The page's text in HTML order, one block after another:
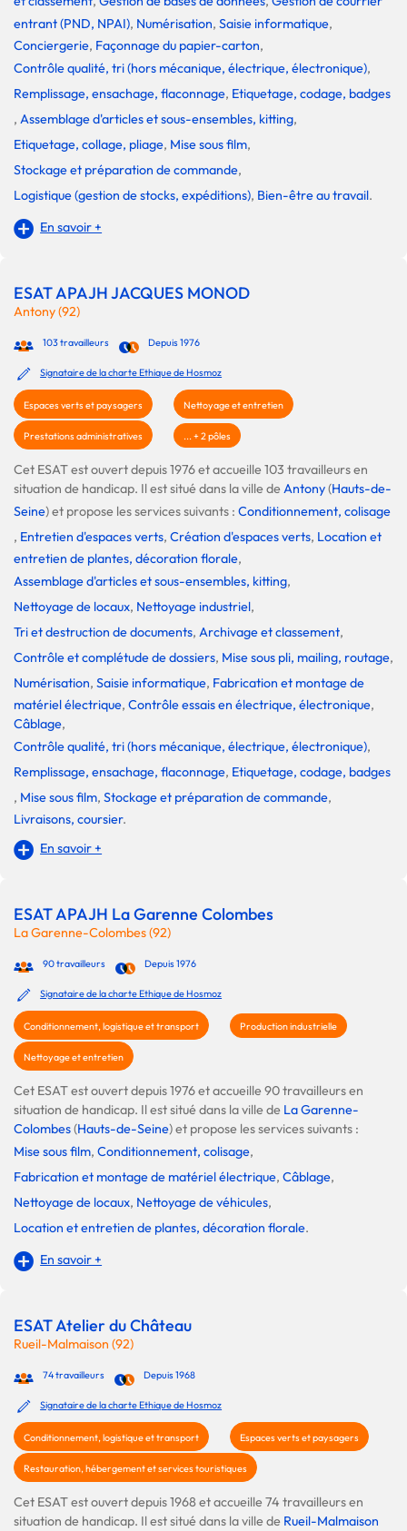
entrant (PND, NPAI), Numérisation, Saisie informatique,
Conciergerie, Façonnage du papier-carton,
Contrôle qualité, tri (hors mécanique, électrique, électronique),
Remplissage, ensachage, flaconnage, Etiquetage, codage, badges
, Assemblage d'articles et sous-ensembles, kitting,
Etiquetage, collage, pliage, Mise sous film,
Stockage et préparation de commande,
Logistique (gestion de stocks, expéditions), Bien-être au travail.
En savoir +
ESAT APAJH JACQUES MONOD
Antony (92)
103 travailleurs Depuis 1976
Signataire de la charte Ethique de Hosmoz
Espaces verts et paysagers Nettoyage et entretien
Prestations administratives ... + 2 pôles
Cet ESAT est ouvert depuis 1976 et accueille 103 travailleurs en
situation de handicap. Il est situé dans la ville deAntony(Hauts-de-
Seine) et propose les services suivants : Conditionnement, colisage
, Entretien d'espaces verts, Création d'espaces verts, Location et
entretien de plantes, décoration florale,
Assemblage d'articles et sous-ensembles, kitting,
Nettoyage de locaux, Nettoyage industriel,
Tri et destruction de documents, Archivage et classement,
Contrôle et complétude de dossiers, Mise sous pli, mailing, routage,
Numérisation, Saisie informatique, Fabrication et montage de
matériel électrique, Contrôle essais en électrique, électronique,
Câblage,
Contrôle qualité, tri (hors mécanique, électrique, électronique),
Remplissage, ensachage, flaconnage, Etiquetage, codage, badges
, Mise sous film, Stockage et préparation de commande,
Livraisons, coursier.
En savoir +
ESAT APAJH La Garenne Colombes
La Garenne-Colombes (92)
90 travailleurs Depuis 1976
Signataire de la charte Ethique de Hosmoz
Conditionnement, logistique et transport Production industrielle
Nettoyage et entretien
Cet ESAT est ouvert depuis 1976 et accueille 90 travailleurs en
situation de handicap. Il est situé dans la ville de La Garenne-
Colombes(Hauts-de-Seine) et propose les services suivants :
Mise sous film, Conditionnement, colisage,
Fabrication et montage de matériel électrique, Câblage,
Nettoyage de locaux, Nettoyage de véhicules,
Location et entretien de plantes, décoration florale.
En savoir +
ESAT Atelier du Château
Rueil-Malmaison (92)
74 travailleurs Depuis 1968
Signataire de la charte Ethique de Hosmoz
Conditionnement, logistique et transport Espaces verts et paysagers
Restauration, hébergement et services touristiques
Cet ESAT est ouvert depuis 1968 et accueille 74 travailleurs en
situation de handicap. Il est situé dans la ville de Rueil-Malmaison